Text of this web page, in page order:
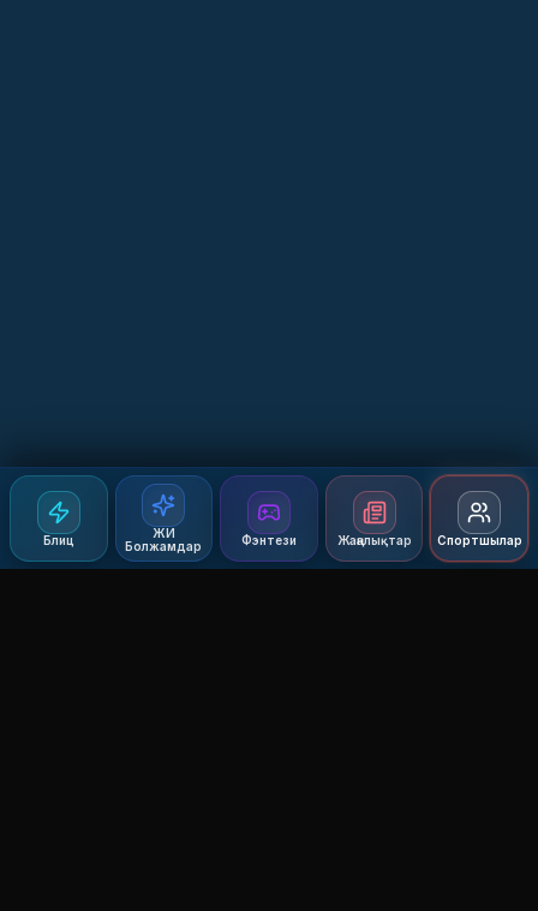
Блиц
ЖИ
Болжамдар
Фэнтези Жаңалықтар Спортшылар